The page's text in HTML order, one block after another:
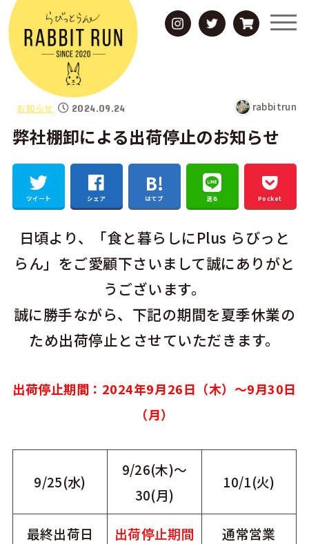
お知らせ 2024.09.24 rabbitrun
弊社棚卸による出荷停止のお知らせ
ツイート シェア はてブ 送る Pocket
日頃より、「食と暮らしにPlus らびっと
らん」をご愛顧下さいまして誠にありがと
うございます。
誠に勝手ながら、下記の期間を夏季休業の
ため出荷停止とさせていただきます。
出荷停止期間：2024年9月26日（木）～9月30日
（月）
9/25(水)
9/26(木)～
30(月)
10/1(火)
最終出荷日 出荷停止期間 通常営業